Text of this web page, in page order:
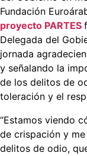
Fundación
proyecto PARTES
Delegada del
jornada
y señalando la
de los delitos de
toleración y el
“Estamos viendo
de crispación y
delitos de odio,